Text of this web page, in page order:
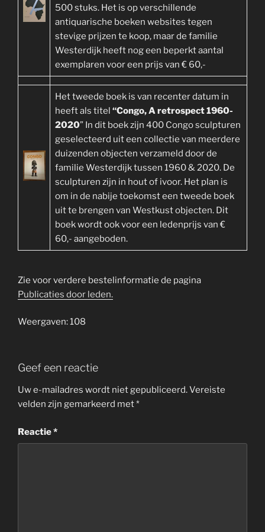
500 stuks. Het is op verschillende
antiquarische boeken websites tegen
stevige prijzen te koop, maar de familie
Westerdijk heeft nog een beperkt aantal
exemplaren voor een prijs van € 60,-
Het tweede boek is van recenter datum in
heeft als titel “Congo, A retrospect 1960-
2020” In dit boek zijn 400 Congo sculpturen
geselecteerd uit een collectie van meerdere
duizenden objecten verzameld door de
familie Westerdijk tussen 1960 & 2020. De
sculpturen zijn in hout of ivoor. Het plan is
om in de nabije toekomst een tweede boek
uit te brengen van Westkust objecten. Dit
boek wordt ook voor een ledenprijs van €
60,- aangeboden.
Zie voor verdere bestelinformatie de pagina
Publicaties door leden.
Weergaven: 108
Geef een reactie
Uw e-mailadres wordt niet gepubliceerd.Vereiste
velden zijn gemarkeerd met*
Reactie*